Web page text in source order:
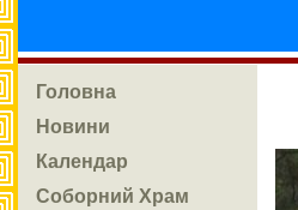
Головна
Новини
Календар
Соборний Храм